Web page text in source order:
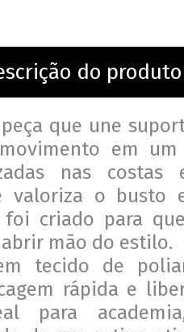
do produto
que une
em um
nas costas
valoriza o busto
foi criado para
mão do estilo.
tecido de
rápida e
para